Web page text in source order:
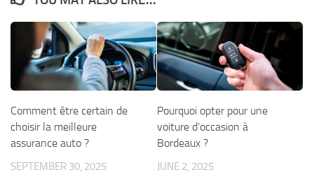
Comment être certain de
choisir la meilleure
assurance auto ?
SEPTEMBER 30, 2025
Pourquoi opter pour une
voiture d’occasion à
Bordeaux ?
JUNE 2, 2025